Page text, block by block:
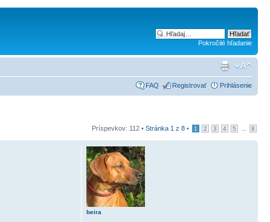
Pokročilé hľadanie
FAQ Registrovať Prihlásenie
Príspevkov: 112 • Stránka 1 z 8 • 1 2 3 4 5 8
beira